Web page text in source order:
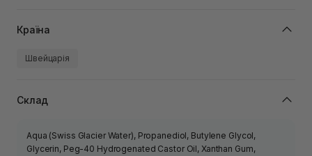
Країна
Швейцарія
Склад
Aqua (Swiss Glacier Water), Propanediol, Butylene Glycol,
Glycerin, Peg-40 Hydrogenated Castor Oil, Xanthan Gum,